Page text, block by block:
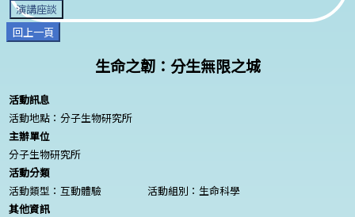
演講座談
回上一頁
生命之韌：分生無限之城
活動訊息
活動地點：分子生物研究所
主辦單位
分子生物研究所
活動分類
活動類型：互動體驗
活動組別：生命科學
其他資訊